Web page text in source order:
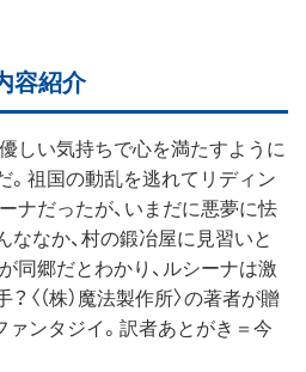
容紹介
しい気持ちで心を満たすように
。祖国の動乱を逃れてリディン
ナだったが、いまだに悪夢に怯
ななか、村の鍛冶屋に見習いと
同郷だとわかり、ルシーナは激
〈（株）魔法製作所〉の著者が贈
ァンタジイ。訳者あとがき＝今